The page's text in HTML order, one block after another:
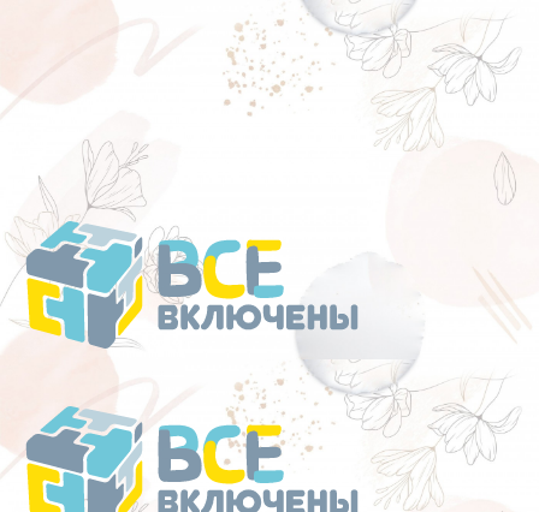
Перейти
к
содержанию